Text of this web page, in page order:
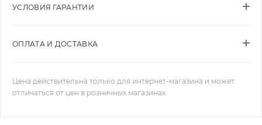
УСЛОВИЯ ГАРАНТИИ
ОПЛАТА И ДОСТАВКА
Цена действительна только для интернет-магазина и может
отличаться от цен в розничных магазинах